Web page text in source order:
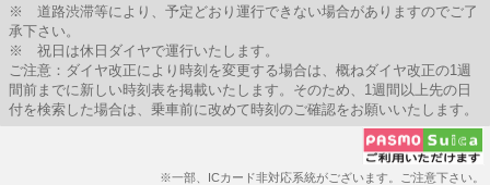
※ 道路渋滞等により、予定どおり運行できない場合がありますのでご了
承下さい。
※ 祝日は休日ダイヤで運行いたします。
ご注意：ダイヤ改正により時刻を変更する場合は、概ねダイヤ改正の1週
間前までに新しい時刻表を掲載いたします。そのため、1週間以上先の日
付を検索した場合は、乗車前に改めて時刻のご確認をお願いいたします。
※一部、ICカード非対応系統がございます。ご注意下さい。